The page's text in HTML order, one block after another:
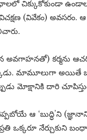
చిక్కుకోకుండా
(వివేకం) అవసరం. ఆ
అవగాహనతో) కర్మను
మామూలుగా అయితే
మోక్షానికి దారి
ఆ ‘బుద్ధి’ని
ఒక్కరూ నేర్చుకుని